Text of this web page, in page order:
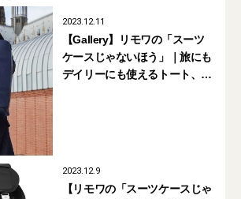
2023.12.11
【Gallery】リモワの「スーツ
ケースじゃないほう」｜旅にも
デイリーにも使えるトート、
2023.12.9
【リモワの「スーツケースじゃ